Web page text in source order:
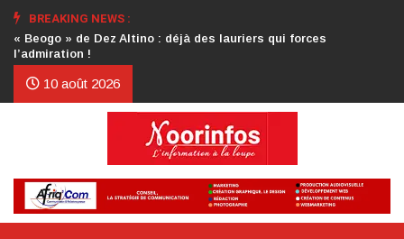
BREAKING NEWS :
Crise au CDP : l’authentification de la lettre du président
d’honneur toujours attendue
10 août 2026